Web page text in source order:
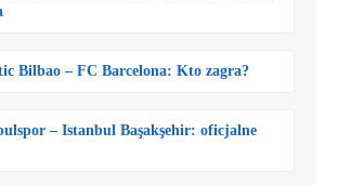
Bilbao – FC Barcelona: Kto zagra?
– Istanbul Başakşehir: oficjalne